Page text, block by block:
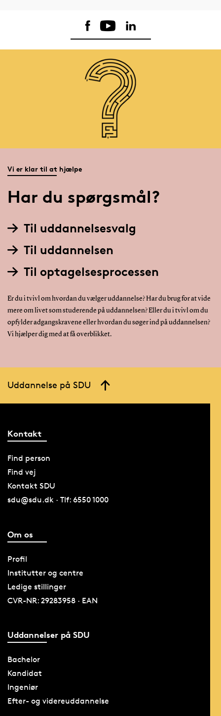
Vi er klar til at hjælpe
Har du spørgsmål?
Til uddannelsesvalg
Til uddannelsen
Til optagelsesprocessen
Er du i tvivl om hvordan du vælger uddannelse? Har du brug for at vide
mere om livet som studerende på uddannelsen? Eller du i tvivl om du
opfylder adgangskravene eller hvordan du søger ind på uddannelsen?
Vi hjælper dig med at få overblikket.
Uddannelse på SDU
Kontakt
Find person
Find vej
Kontakt SDU
sdu@sdu.dk · Tlf: 6550 1000
Om os
Profil
Institutter og centre
Ledige stillinger
CVR-NR: 29283958 · EAN
Uddannelser på SDU
Bachelor
Kandidat
Ingeniør
Efter- og videreuddannelse